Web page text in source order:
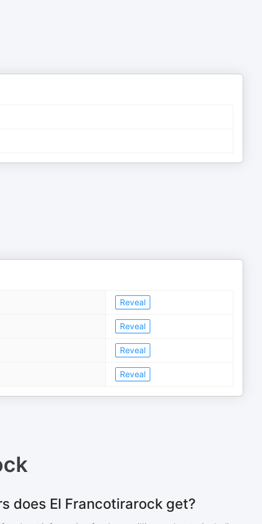
Reveal
Reveal
Reveal
Reveal
does El Francotirarock get?